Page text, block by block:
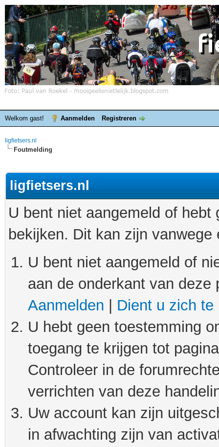
Welkom gast! Aanmelden Registreren
ligfietsers.nl
Foutmelding
ligfietsers.nl
U bent niet aangemeld of
bekijken. Dit kan zijn
U bent niet aangemeld of
aan de onderkant van
Aanmelden
Dient u zich te
U hebt geen toestemming
toegang te krijgen tot
Controleer in de
verrichten van deze
Uw account kan zijn
in afwachting zijn van